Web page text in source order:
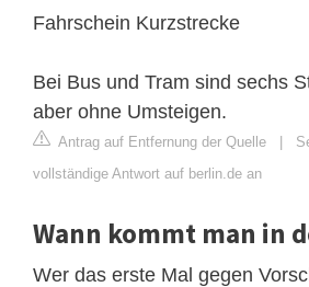
Fahrschein Kurzstrecke
Bei Bus und Tram sind sechs
aber ohne Umsteigen.
Antrag auf Entfernung der Quelle |
vollständige Antwort auf berlin.de an
Wann kommt man in
Wer das erste Mal gegen